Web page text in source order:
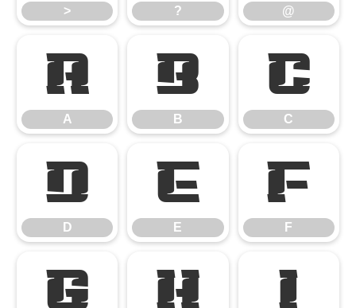
> ? @
A
A
B
B
C
C
D
D
E
E
F
F
G H I